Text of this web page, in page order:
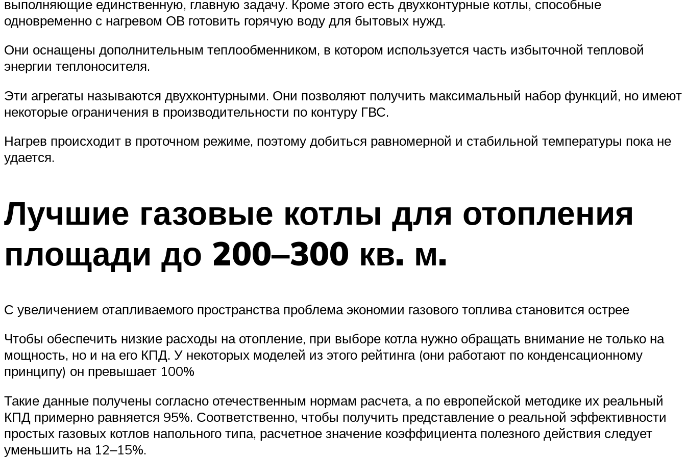
выполняющие единственную, главную задачу. Кроме этого есть двухконтурные котлы, способные
одновременно с нагревом ОВ готовить горячую воду для бытовых нужд.
Они оснащены дополнительным теплообменником, в котором используется часть избыточной тепловой
энергии теплоносителя.
Эти агрегаты называются двухконтурными. Они позволяют получить максимальный набор функций, но имеют
некоторые ограничения в производительности по контуру ГВС.
Нагрев происходит в проточном режиме, поэтому добиться равномерной и стабильной температуры пока не
удается.
Лучшие газовые котлы для отопления
площади до 200‒300 кв. м.
С увеличением отапливаемого пространства проблема экономии газового топлива становится острее
Чтобы обеспечить низкие расходы на отопление, при выборе котла нужно обращать внимание не только на
мощность, но и на его КПД. У некоторых моделей из этого рейтинга (они работают по конденсационному
принципу) он превышает 100%
Такие данные получены согласно отечественным нормам расчета, а по европейской методике их реальный
КПД примерно равняется 95%. Соответственно, чтобы получить представление о реальной эффективности
простых газовых котлов напольного типа, расчетное значение коэффициента полезного действия следует
уменьшить на 12‒15%.